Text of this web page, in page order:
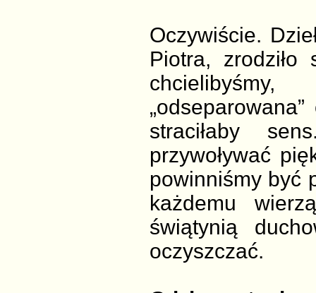
Oczywiście.
Piotra,
straciłaby
przywoływać
powinniśmy być
każdemu
świątynią
oczyszczać.